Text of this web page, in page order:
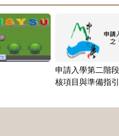
國立臺南一中蒞校參訪
申請入學第二階
核項目與準備指引